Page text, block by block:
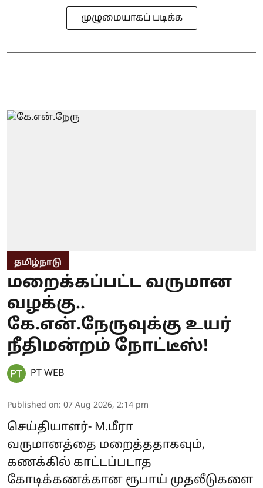
முழுமையாகப் படிக்க
தமிழ்நாடு
மறைக்கப்பட்ட வருமான
வழக்கு..
கே.என்.நேருவுக்கு உயர்
நீதிமன்றம் நோட்டீஸ்!
PT WEB
Published on: 07 Aug 2026, 2:14 pm
செய்தியாளர்- M.மீரா
வருமானத்தை மறைத்ததாகவும்,
கணக்கில் காட்டப்படாத
கோடிக்கணக்கான ரூபாய் முதலீடுகளை